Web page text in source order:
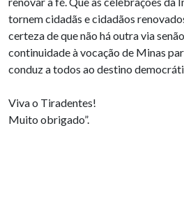
tornem cidadãs e cidadãos
certeza de que não há outra via
continuidade à vocação de Minas
conduz a todos ao destino
Viva o Tiradentes!
Muito obrigado”.